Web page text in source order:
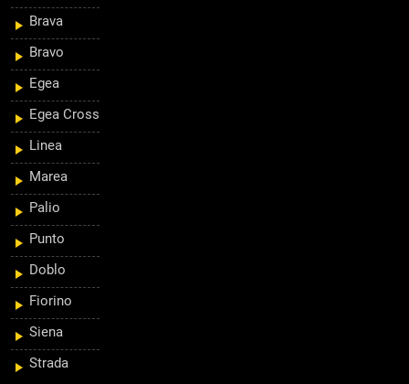
Brava
Bravo
Egea
Egea Cross
Linea
Marea
Palio
Punto
Doblo
Fiorino
Siena
Strada